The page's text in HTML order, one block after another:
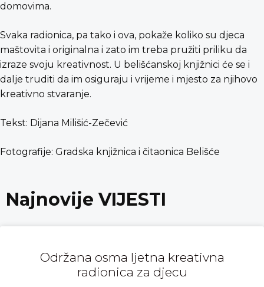
domovima.
Svaka radionica, pa tako i ova, pokaže koliko su djeca
maštovita i originalna i zato im treba pružiti priliku da
izraze svoju kreativnost. U belišćanskoj knjižnici će se i
dalje truditi da im osiguraju i vrijeme i mjesto za njihovo
kreativno stvaranje.
Tekst: Dijana Milišić-Zečević
Fotografije: Gradska knjižnica i čitaonica Belišće
Najnovije VIJESTI
Održana osma ljetna kreativna
radionica za djecu